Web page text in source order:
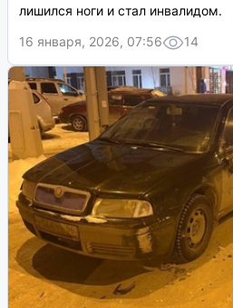
лишился ноги и стал инвалидом.
16 января, 2026, 07:56
14